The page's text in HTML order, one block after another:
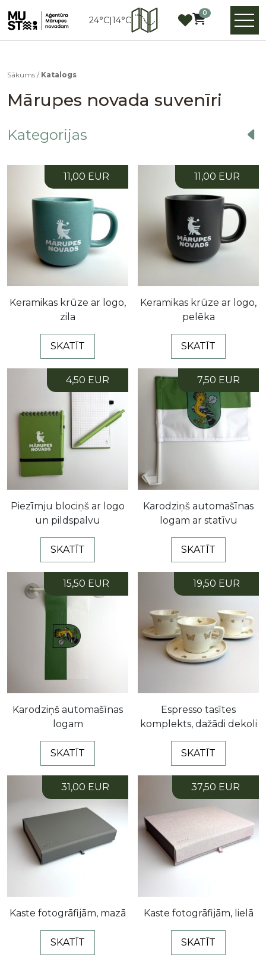
24°C|14°C
0
Sākums / Katalogs
Mārupes novada suvenīri
Kategorijas
11,00 EUR
Keramikas krūze ar logo,
zila
SKATĪT
11,00 EUR
Keramikas krūze ar logo,
pelēka
SKATĪT
4,50 EUR
Piezīmju blociņš ar logo
un pildspalvu
SKATĪT
7,50 EUR
Karodziņš automašīnas
logam ar statīvu
SKATĪT
15,50 EUR
Karodziņš automašīnas
logam
SKATĪT
19,50 EUR
Espresso tasītes
komplekts, dažādi dekoli
SKATĪT
31,00 EUR
Kaste fotogrāfijām, mazā
SKATĪT
37,50 EUR
Kaste fotogrāfijām, lielā
SKATĪT